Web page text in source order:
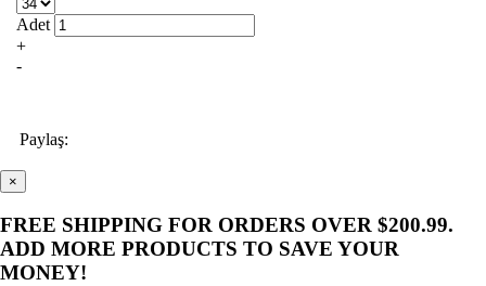
Adet
+
-
Paylaş:
×
FREE SHIPPING FOR ORDERS OVER $200.99.
ADD MORE PRODUCTS TO SAVE YOUR
MONEY!